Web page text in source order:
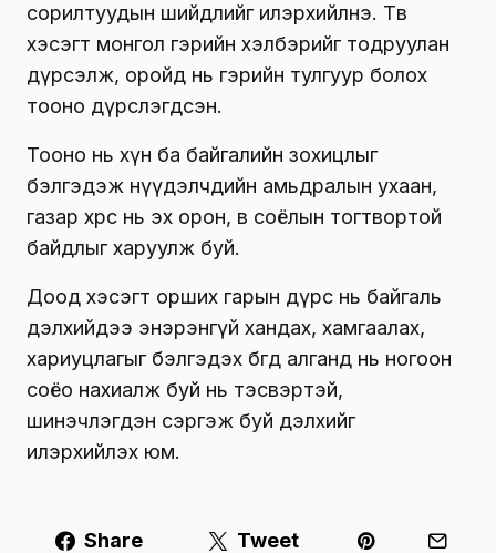
сорилтуудын шийдлийг илэрхийлнэ. Төв
хэсэгт монгол гэрийн хэлбэрийг тодруулан
дүрсэлж, оройд нь гэрийн тулгуур болох
тооно дүрслэгдсэн.
Тооно нь хүн ба байгалийн зохицлыг
бэлгэдэж нүүдэлчдийн амьдралын ухаан,
газар хөрс нь эх орон, өв соёлын тогтвортой
байдлыг харуулж буй.
Доод хэсэгт орших гарын дүрс нь байгаль
дэлхийдээ энэрэнгүй хандах, хамгаалах,
хариуцлагыг бэлгэдэх бөгөөд алганд нь ногоон
соёо нахиалж буй нь тэсвэртэй,
шинэчлэгдэн сэргэж буй дэлхийг
илэрхийлэх юм.
Share Tweet